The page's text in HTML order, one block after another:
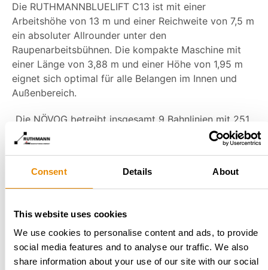
Consent Details About
This website uses cookies
We use cookies to personalise content and ads, to provide
social media features and to analyse our traffic. We also
share information about your use of our site with our social
Die RUTHMANNBLUELIFT C13 ist mit einer
Arbeitshöhe von 13 m und einer Reichweite von 7,5 m
ein absoluter Allrounder unter den
Raupenarbeitsbühnen. Die kompakte Maschine mit
einer Länge von 3,88 m und einer Höhe von 1,95 m
eignet sich optimal für alle Belangen im Innen und
Außenbereich.
„Die NÖVOG betreibt insgesamt 9 Bahnlinien mit 251
Streckenkilometern in Niederösterreich. Die
Instandhaltung der Streckeninfrastruktur wird von
Ihre neue Hubarbeitsbühne Ruthmann Bluelift
C13 wird im Bereich der Ingenieurbauten und
und Umbauten eingesetzt. Die kompakte Bauform
ermöglicht ein Arbeiten auf Bahnsteigen oder unter
Tage in deren Tunnelbauten, der Elektromotor ein
emissionsfreies Arbeiten im Tunnel und das geringe